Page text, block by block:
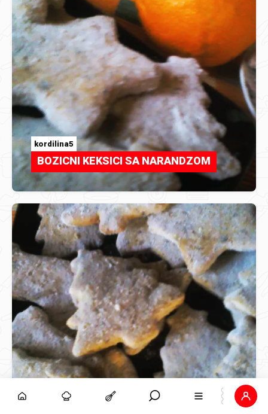
kordilina5
BOZICNI KEKSICI SA NARANDZOM
BOZICNI KEKSICI SA NARANDZOM